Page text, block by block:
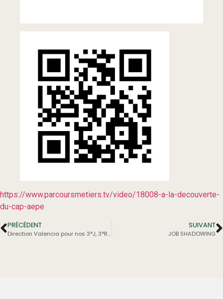
https://www.parcoursmetiers.tv/video/18008-a-la-decouverte-
du-cap-aepe
PRÉCÉDENT
Direction Valencia pour nos 3°J, 3°R et 3PM
SUIVANT
JOB SHADOWING